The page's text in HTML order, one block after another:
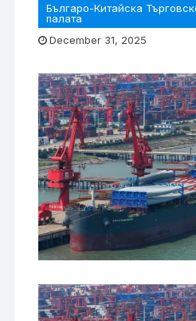
Българо-Китайска
палaта
December 31, 2025